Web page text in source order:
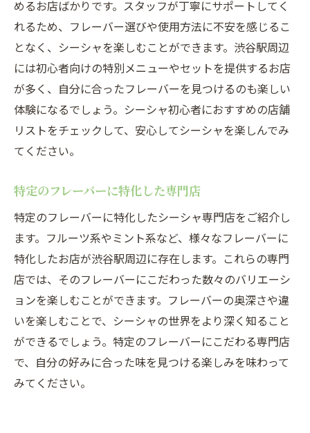
めるお店ばかりです。スタッフが丁寧にサポートしてく
れるため、フレーバー選びや使用方法に不安を感じるこ
となく、シーシャを楽しむことができます。渋谷駅周辺
には初心者向けの特別メニューやセットを提供するお店
が多く、自分に合ったフレーバーを見つけるのも楽しい
体験になるでしょう。シーシャ初心者におすすめの店舗
リストをチェックして、安心してシーシャを楽しんでみ
てください。
特定のフレーバーに特化した専門店
特定のフレーバーに特化したシーシャ専門店をご紹介し
ます。フルーツ系やミント系など、様々なフレーバーに
特化したお店が渋谷駅周辺に存在します。これらの専門
店では、そのフレーバーにこだわった数々のバリエーシ
ョンを楽しむことができます。フレーバーの奥深さや違
いを楽しむことで、シーシャの世界をより深く知ること
ができるでしょう。特定のフレーバーにこだわる専門店
で、自分の好みに合った味を見つける楽しみを味わって
みてください。